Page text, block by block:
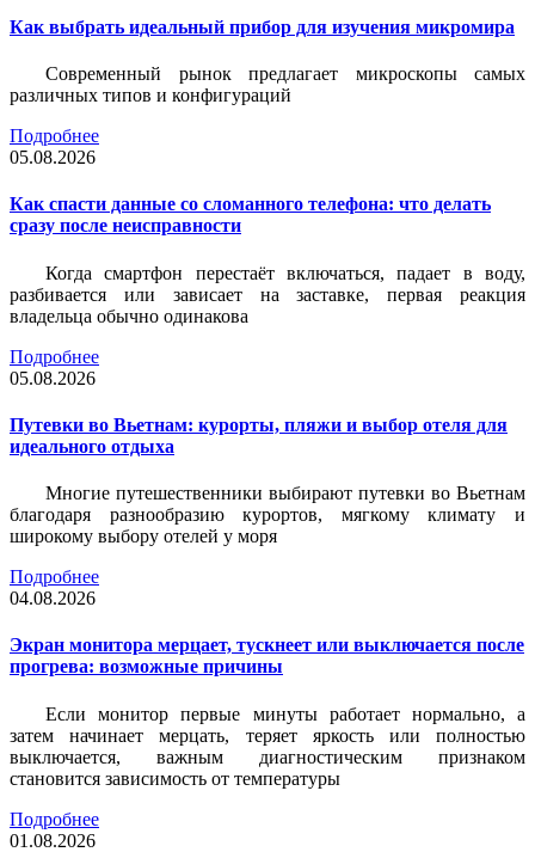
Как выбрать идеальный прибор для изучения микромира
Современный рынок предлагает микроскопы самых
различных типов и конфигураций
Подробнее
05.08.2026
Как спасти данные со сломанного телефона: что делать
сразу после неисправности
Когда смартфон перестаёт включаться, падает в воду,
разбивается или зависает на заставке, первая реакция
владельца обычно одинакова
Подробнее
05.08.2026
Путевки во Вьетнам: курорты, пляжи и выбор отеля для
идеального отдыха
Многие путешественники выбирают путевки во Вьетнам
благодаря разнообразию курортов, мягкому климату и
широкому выбору отелей у моря
Подробнее
04.08.2026
Экран монитора мерцает, тускнеет или выключается после
прогрева: возможные причины
Если монитор первые минуты работает нормально, а
затем начинает мерцать, теряет яркость или полностью
выключается, важным диагностическим признаком
становится зависимость от температуры
Подробнее
01.08.2026